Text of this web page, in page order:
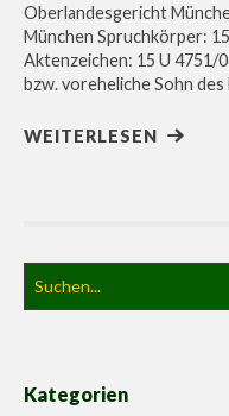
Oberlandesgericht
München Spruchkörper:
Aktenzeichen: 15 U 4751/
bzw. voreheliche Sohn
WEITERLESEN
Kategorien